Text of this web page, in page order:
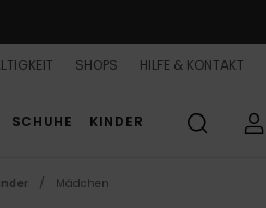
SHOPS HILFE & KONTAKT
SCHUHE KINDER
Mädchen